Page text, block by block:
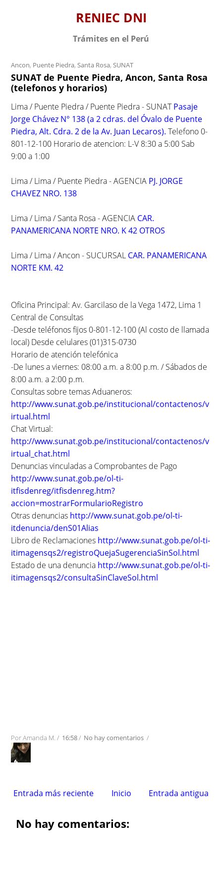
RENIEC DNI
Trámites en el Perú
Ancon, Puente Piedra,Santa Rosa,SUNAT
SUNAT de Puente Piedra, Ancon, Santa Rosa
(telefonos y horarios)
Lima / Puente Piedra / Puente Piedra - SUNATPasaje
Jorge Chávez N° 138 (a 2 cdras. del Óvalo de Puente
Piedra, Alt. Cdra. 2 de la Av. Juan Lecaros). Telefono 0-
801-12-100 Horario de atencion: L-V 8:30 a 5:00 Sab
9:00 a 1:00
Lima / Lima / Puente Piedra - AGENCIA PJ. JORGE
CHAVEZ NRO. 138
Lima / Lima / Santa Rosa - AGENCIA CAR.
PANAMERICANA NORTE NRO. K 42 OTROS
Lima / Lima / Ancon - SUCURSAL CAR. PANAMERICANA
NORTE KM. 42
Oficina Principal: Av. Garcilaso de la Vega 1472, Lima 1
Central de Consultas
-Desde teléfonos fijos 0-801-12-100 (Al costo de llamada
local) Desde celulares (01)315-0730
Horario de atención telefónica
-De lunes a viernes: 08:00 a.m. a 8:00 p.m. / Sábados de
8:00 a.m. a 2:00 p.m.
Consultas sobre temas Aduaneros:
http://www.sunat.gob.pe/institucional/contactenos/v
irtual.html
Chat Virtual:
http://www.sunat.gob.pe/institucional/contactenos/v
irtual_chat.html
Denuncias vinculadas a Comprobantes de Pago
http://www.sunat.gob.pe/ol-ti-
itfisdenreg/itfisdenreg.htm?
accion=mostrarFormularioRegistro
Otras denuncias http://www.sunat.gob.pe/ol-ti-
itdenuncia/denS01Alias
Libro de Reclamaciones http://www.sunat.gob.pe/ol-ti-
itimagensqs2/registroQuejaSugerenciaSinSol.html
Estado de una denuncia http://www.sunat.gob.pe/ol-ti-
itimagensqs2/consultaSinClaveSol.html
PorAmanda M. / 16:58/ No hay comentarios /
Entrada más reciente Entrada antigua
Inicio
No hay comentarios: